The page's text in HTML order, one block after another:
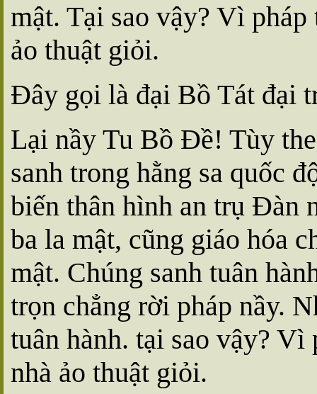
mật. Tại sao vậy? Vì
ảo thuật giỏi.
Ðây gọi là đại Bồ Tát đại
Lại nầy Tu Bồ Ðề! Tùy
sanh trong hằng sa quốc
biến thân hình an trụ Ðàn
ba la mật, cũng giáo hóa
mật. Chúng sanh tuân
trọn chẳng rời pháp nầy.
tuân hành. tại sao vậy?
nhà ảo thuật giỏi.